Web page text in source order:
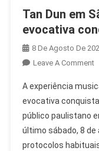
Tan Dun em
evocativa
8 De Agosto De
Leave A CommentOn
A experiência
evocativa
público paulistano
último sábado, 8
protocolos